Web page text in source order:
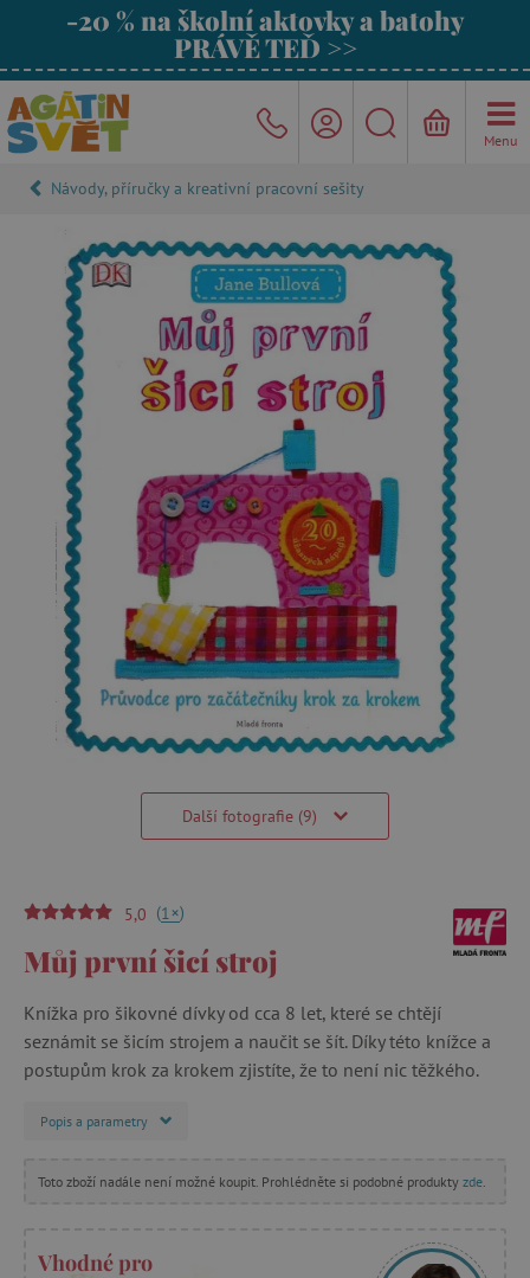
-20 % na školní aktovky a batohy
PRÁVĚ TEĎ >>
Menu
Návody, příručky a kreativní pracovní sešity
Další fotografie (9)
5,0 (1+)
Můj první šicí stroj
Knížka pro šikovné dívky od cca 8 let, které se chtějí
seznámit se šicím strojem a naučit se šít. Díky této knížce a
postupům krok za krokem zjistíte, že to není nic těžkého.
Popis a parametry
Toto zboží nadále není možné koupit. Prohlédněte si podobné produkty zde
Vhodné pro